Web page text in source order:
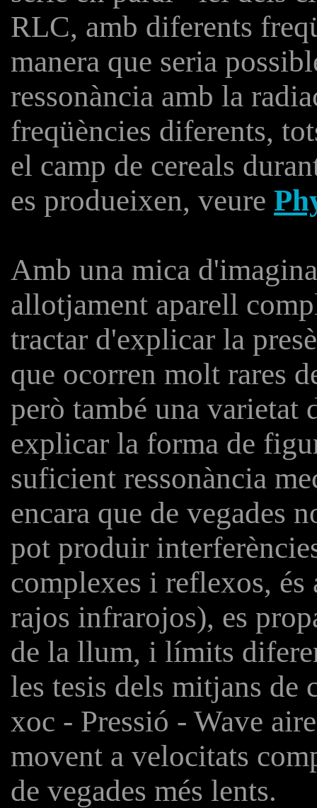
RLC, amb diferents
manera que seria
ressonància amb la
freqüències diferents,
el camp de cereals
es produeixen, veure
Amb una mica
allotjament aparell
tractar d'explicar la
que ocorren molt rares
però també una varietat
explicar la forma de
suficient ressonància
encara que de vegades
pot produir
complexes i reflexos,
rajos infrarojos), es
de la llum, i límits
les tesis dels mitjans de
xoc - Pressió - Wave
movent a velocitats
de vegades més lents.